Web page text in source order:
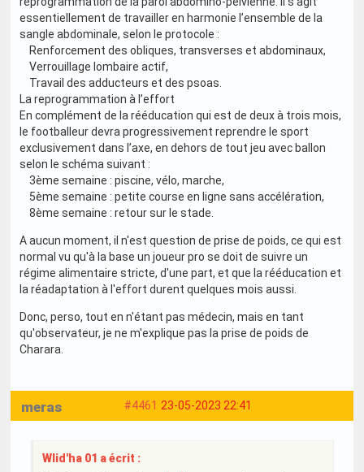
essentiellement de travailler en harmonie l’ensemble de la
sangle abdominale, selon le protocole :
Renforcement des obliques, transverses et abdominaux,
Verrouillage lombaire actif,
Travail des adducteurs et des psoas.
La reprogrammation à l’effort
En complément de la rééducation qui est de deux à trois mois,
le footballeur devra progressivement reprendre le sport
exclusivement dans l’axe, en dehors de tout jeu avec ballon
selon le schéma suivant :
3ème semaine : piscine, vélo, marche,
5ème semaine : petite course en ligne sans accélération,
8ème semaine : retour sur le stade.
A aucun moment, il n'est question de prise de poids, ce qui est
normal vu qu'à la base un joueur pro se doit de suivre un
régime alimentaire stricte, d'une part, et que la rééducation et
la réadaptation à l'effort durent quelques mois aussi.
Donc, perso, tout en n'étant pas médecin, mais en tant
qu'observateur, je ne m'explique pas la prise de poids de
Charara.
#4461 23-05-2023 22:41
meras
Wlid'ha 01 a écrit :